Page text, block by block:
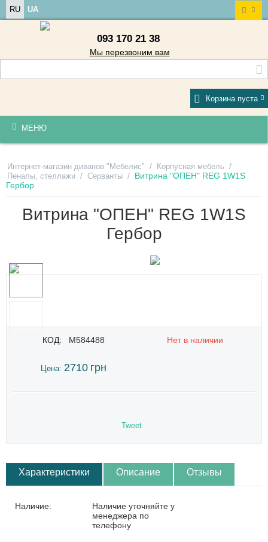
RU UA
093 170 21 38
Мы перезвоним вам
Корзина пуста
МЕНЮ
Интернет-магазин диванов "Мебелис" / Корпусная мебель /
Пеналы, стеллажи / Серванты / Витрина "ОПЕН" REG 1W1S
Гербор
Витрина "ОПЕН" REG 1W1S
Гербор
КОД: M584488 Нет в наличии
Цена: 2710 грн
Tweet
Характеристики Описание Отзывы
Наличие:
Наличие уточняйте у
менеджера по
телефону